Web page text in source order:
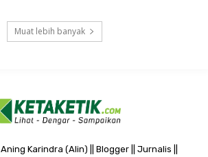
Muat lebih banyak
Aning Karindra (Alin) || Blogger || Jurnalis ||